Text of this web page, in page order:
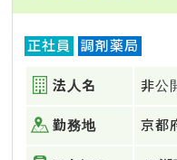
正社員 調剤薬局
法人名 非公
勤務地 京都